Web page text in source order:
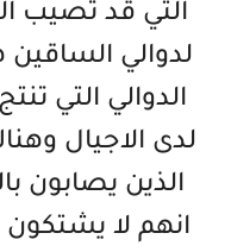
التي قد تصيب
لدوالي الساقين
الدوالي التي
لدى الاجيال
الذين يصابون
انهم لا